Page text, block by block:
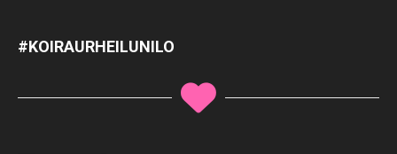
#KOIRAURHEILUNILO